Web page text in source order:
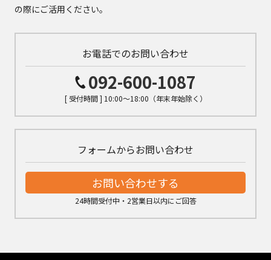
の際にご活用ください。
お電話でのお問い合わせ
092-600-1087
[ 受付時間 ] 10:00～18:00（年末年始除く）
フォームからお問い合わせ
お問い合わせする
24時間受付中・2営業日以内にご回答